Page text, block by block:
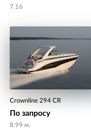
7.16
Crownline 294 CR
По запросу
8.99 м.